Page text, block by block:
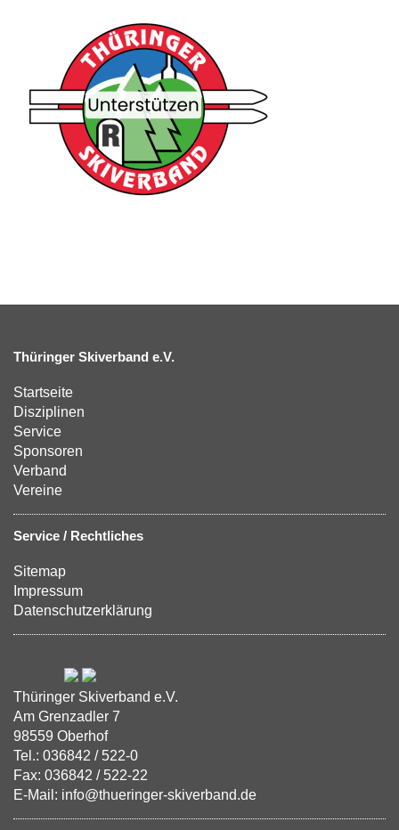
Thüringer Skiverband e.V.
Startseite
Disziplinen
Service
Sponsoren
Verband
Vereine
Service / Rechtliches
Sitemap
Impressum
Datenschutzerklärung
Thüringer Skiverband e.V.
Am Grenzadler 7
98559 Oberhof
Tel.: 036842 / 522-0
Fax: 036842 / 522-22
E-Mail: info@thueringer-skiverband.de